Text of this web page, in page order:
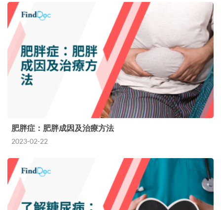
肥胖症：肥胖成因及治療方法
2023-02-22